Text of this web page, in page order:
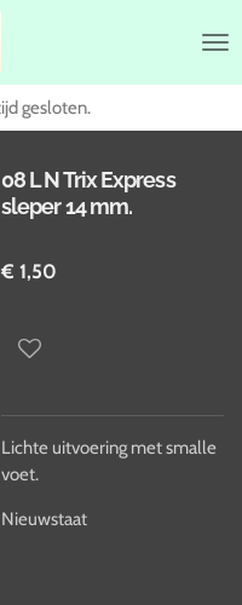
08 L N Trix Express
sleper 14 mm.
€ 1,50
Lichte uitvoering met smalle
voet.
Nieuwstaat